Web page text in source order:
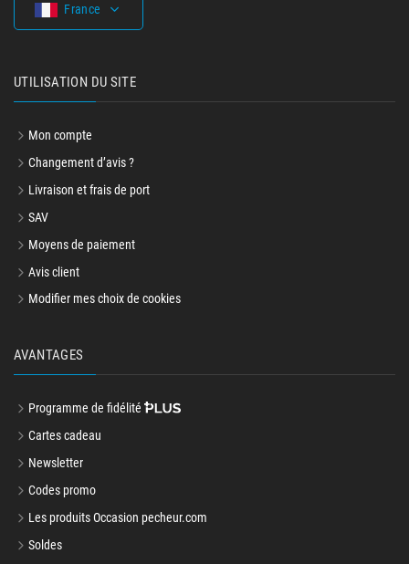
France
UTILISATION DU SITE
Mon compte
Changement d’avis ?
Livraison et frais de port
SAV
Moyens de paiement
Avis client
Modifier mes choix de cookies
AVANTAGES
Programme de fidélité
Cartes cadeau
Newsletter
Codes promo
Les produits Occasion pecheur.com
Soldes